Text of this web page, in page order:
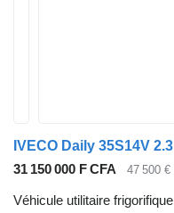
31 150 000 F CFA 47 500 €
Véhicule utilitaire frigorifique